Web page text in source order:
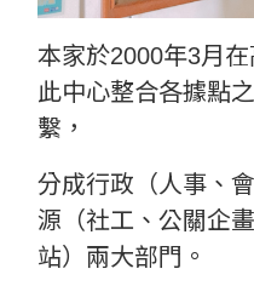
本家於2000年3月
此中心整合各據點
繫，
分成行政（人事、
源（社工、公關企
站）兩大部門。